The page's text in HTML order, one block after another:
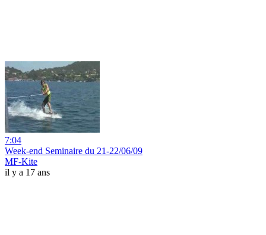
7:04
Week-end Seminaire du 21-22/06/09
MF-Kite
il y a 17 ans